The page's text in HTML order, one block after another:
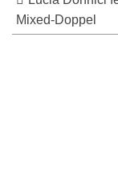
Mixed-Doppel